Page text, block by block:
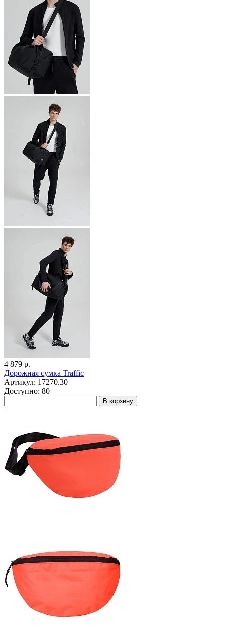
4 879 р.
Дорожная сумка Traffic
Артикул: 17270.30
Доступно: 80
В корзину